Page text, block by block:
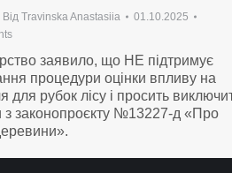
Від Travinska Anastasiia
01.10.2025
заявило, що НЕ підтримує
процедури оцінки впливу на
для рубок лісу і просить
з законопроєкту №13227-д «Про